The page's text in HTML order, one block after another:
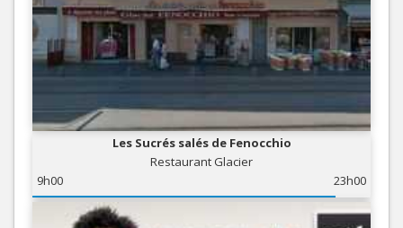
Les Sucrés salés de Fenocchio
Restaurant Glacier
9h00
23h00